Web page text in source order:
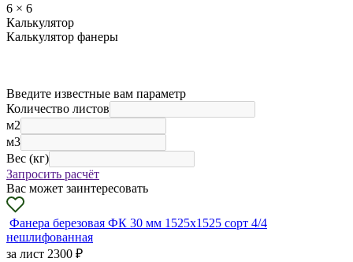
6 × 6
Калькулятор
Калькулятор фанеры
Введите известные вам параметр
Количество листов
м2
м3
Вес (кг)
Запросить расчёт
Вас может заинтересовать
Фанера березовая ФК 30 мм 1525х1525 сорт 4/4
нешлифованная
за лист 2300 ₽